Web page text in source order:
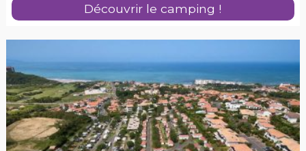
Découvrir le camping !